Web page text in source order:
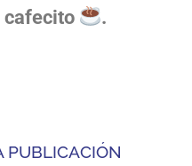
cafecito
.
PUBLICACIÓN